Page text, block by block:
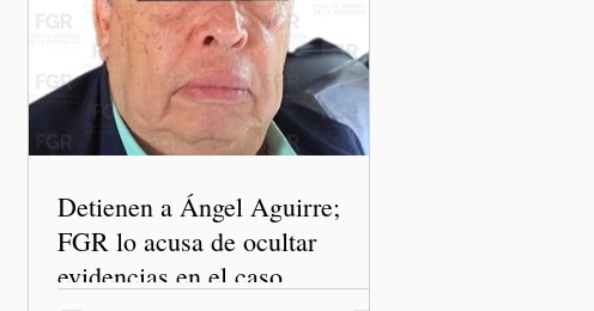
Detienen a Ángel Aguirre;
FGR lo acusa de ocultar
evidencias en el caso